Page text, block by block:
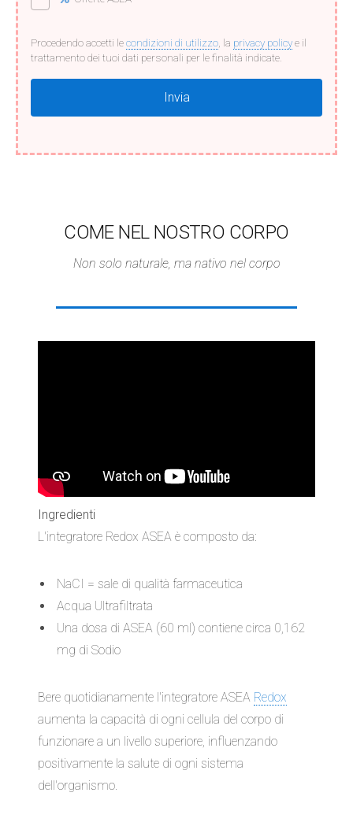
Procedendo accetti lecondizioni di utilizzo, la privacy policye il
trattamento dei tuoi dati personali per le finalità indicate.
COME NEL NOSTRO CORPO
Non solo naturale, ma nativo nel corpo
Ingredienti
L'integratore Redox ASEA è composto da:
NaCI = sale di qualità farmaceutica
Acqua Ultrafiltrata
Una dosa di ASEA (60 ml) contiene circa 0,162
mg di Sodio
Bere quotidianamente l'integratore ASEA Redox
aumenta la capacità di ogni cellula del corpo di
funzionare a un livello superiore, influenzando
positivamente la salute di ogni sistema
dell'organismo.